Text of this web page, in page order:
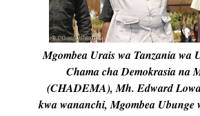
Mgombea Urais wa Tanzania wa
Chama cha Demokrasia na
(CHADEMA), Mh. Edward
kwa wananchi, Mgombea Ubunge